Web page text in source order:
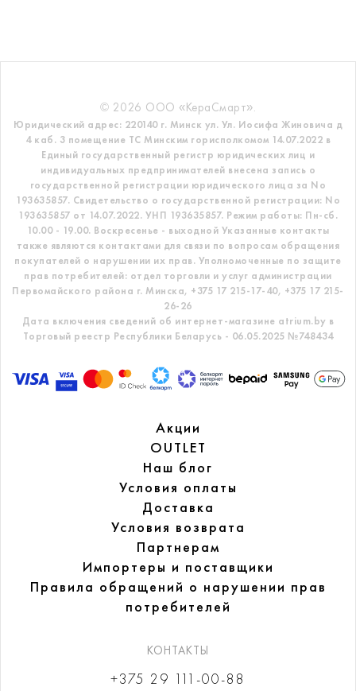
© 2026 ООО «КераСмарт».
Юридический адрес: 220140 г. Минск ул. Ул. Иосифа Жиновича д
4 каб. 3 помещение ТС Минским горисполкомом 14.07.2022 в
Единый государственный регистр юридических лиц и
индивидуальных предпринимателей внесена запись о
государственной регистрации юридического лица за No
193635857. Свидетельство о государственной регистрации: No
193635857 от 14.07.2022. УНП 193635857. Режим работы: Пн-сб.
10.00 - 19.00. Воскресенье - выходной Указанные контакты
также являются контактами для связи по вопросам обращения
покупателей о нарушении их прав. Уполномоченные по защите
прав потребителей: отдел торговли и услуг администрации
Первомайского района г. Минска, +375 17 215-17-40, +375 17 215-
26-26
Дата включения сведений об интернет-магазине atrium.by в
Торговый реестр Республики Беларусь - 06.05.2025 №748434
Акции
OUTLET
Наш блог
Условия оплаты
Доставка
Условия возврата
Партнерам
Импортеры и поставщики
Правила обращений о нарушении прав
потребителей
КОНТАКТЫ
+375 29 111-00-88